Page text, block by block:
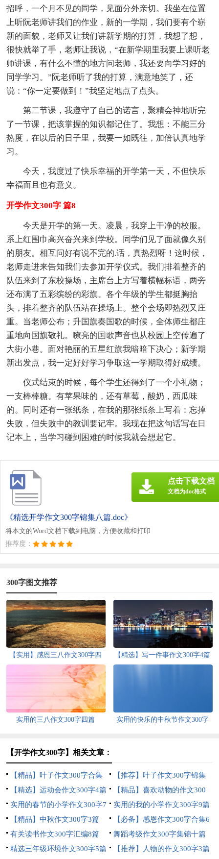
招呼，一个月不见的同学，见面分外亲切。我坐在位置
上听阮老师讲我们的作业，新的一学期，我们要有个崭
新的面貌，老师又让我们讲新学期的打算，我想了想，
很快就举了手，老师让我说，“在新学期里我要上课听老
师讲课，有什么不懂的地方问老师，我还要向学习好的
同学学习。”阮老师听了我的打算，满意地笑了，还
说：“你一定要做到！”我坚定地点了点头。
第二节课，我遵守了自己的诺言，聚精会神地听完
了一节课，把该掌握的知识都记住了。我想：不能三分
热度，在以后的日子里，我要一如既往，加倍认真地学
习。
今天，我度过了快乐幸福的开学第一天，不但快乐
幸福而且也有意义。
开学作文300字 篇8
今天是开学的第一天。凌晨，我穿上干净的校服。
系上红围巾高兴奋兴来到学校。同学们见了面就像久别
的朋友。相互问好有说不完的.话，真热烈呀！这时候，
老师走进来告知我们去参加开学仪式。我们排着整齐的
队伍来到了东校操场，主席台上方写着横幅标语，两旁
还布满了五彩缤纷的彩旗。各个年级的学生都挺胸抬
头，排着整齐的队伍站在操场上。整个会场即热烈又庄
重。当老师公布；升国旗奏国歌的时候，全体师生都庄
重地向国旗敬礼。嘹亮的国歌声音也从校园上空传遍了
大街小巷。面对艳丽的五星红旗我暗暗下决心；新学期
新出发点，我一定好好学习争取这一学期取得好成绩。
仪式结束的时候，每个学生还得到了一个小礼物；
一支棒棒糖。有苹果味的，还有草莓，酸奶，西瓜味
的。同时还有一张纸条，在我的那张纸条上写着：忘掉
失败，但失败中的教训要记牢。我现在把这句话写在日
记本上，当学习碰到困难的时候我就会想起它。
《精选开学作文300字锦集八篇.doc》
将本文的Word文档下载到电脑，方便收藏和打印
推荐度：
点击下载文档
文档为doc格式
300字图文推荐
【实用】感恩三八作文300字四
【精选】写一件事作文300字4篇
实用的三八作文300字四篇
实用的快乐的中秋节作文300字
【开学作文300字】相关文章：
【精品】叶子作文300字合集
七篇
【推荐】叶子作文300字锦集
八篇
【精选】运动会作文300字4篇
【精品】喜欢动物的作文300
字三篇
实用的春节的小学作文300字7
篇
实用的我的小学作文300字9篇
【精品】中秋作文300字3篇
【必备】感恩作文300字合集6
篇
有关读书作文300字汇编8篇
舞蹈考级作文300字集锦十篇
精选三年级环境作文300字5篇
【推荐】人物的作文300字3篇